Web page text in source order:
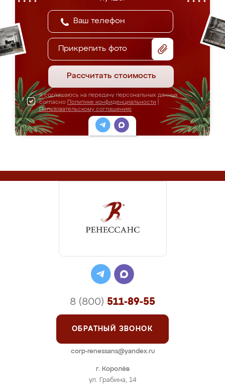
Прикрепить фото
Рассчитать стоимость
Я соглашаюсь на передачу персональных данных
согласно Политике конфиденциальности
Пользовательскому соглашению
г. Королёв
ул. Грабина, 14
8 (800) 511-89-55
ОБРАТНЫЙ ЗВОНОК
corp-renessans@yandex.ru